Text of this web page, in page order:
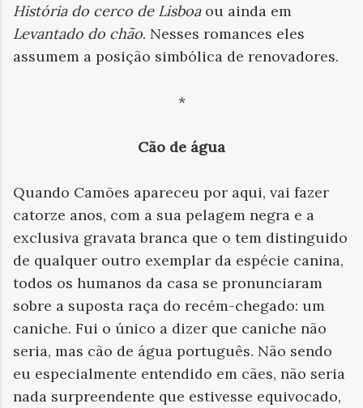
História do cerco de Lisboa ou ainda em
Levantado do chão. Nesses romances eles
assumem a posição simbólica de renovadores.
*
Cão de água
Quando Camões apareceu por aqui, vai fazer
catorze anos, com a sua pelagem negra e a
exclusiva gravata branca que o tem distinguido
de qualquer outro exemplar da espécie canina,
todos os humanos da casa se pronunciaram
sobre a suposta raça do recém-chegado: um
caniche. Fui o único a dizer que caniche não
seria, mas cão de água português. Não sendo
eu especialmente entendido em cães, não seria
nada surpreendente que estivesse equivocado,